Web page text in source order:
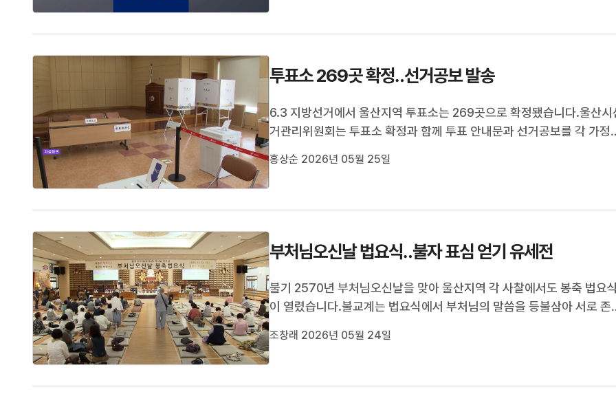
투표소 269곳 확정‥선거공보 발송
6.3 지방선거에서 울산지역 투표소는 269곳으로 확정됐습니다.울산시
거관리위원회는 투표소 확정과 함께 투표 안내문과 선거공보를 각 가정
는 다음달 3일까지 관할 선관위에 도착한 것만 유효합니다.
홍상순 2026년 05월 25일
부처님오신날 법요식‥불자 표심 얻기 유세전
불기 2570년 부처님오신날을 맞아 울산지역 각 사찰에서도 봉축 법요식
이 열렸습니다.불교계는 법요식에서 부처님의 말씀을 등불삼아 서로 존
에는 6.3 지방선거에 나선 후보들이 몰려 불자들의 표심을 얻기 위한 열띤
조창래 2026년 05월 24일